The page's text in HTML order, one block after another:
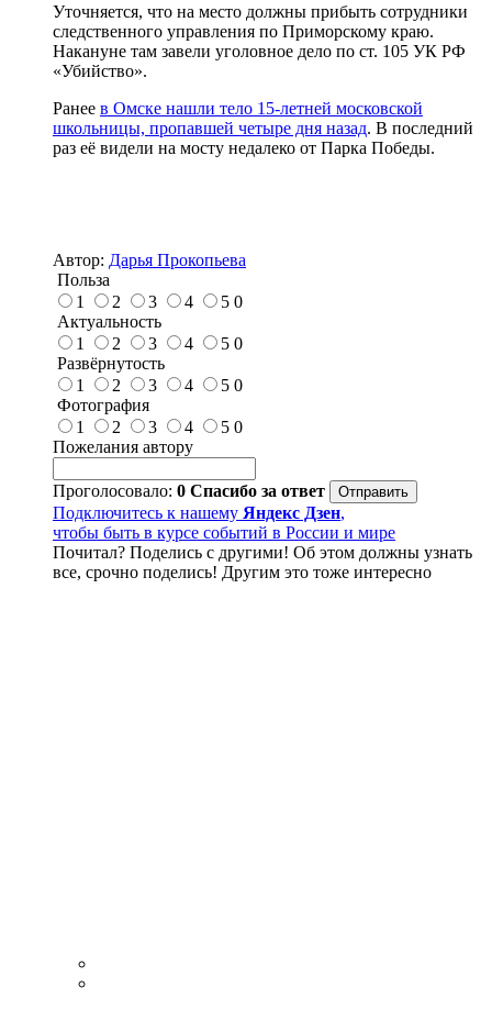
Уточняется, что на место должны прибыть сотрудники
следственного управления по Приморскому краю.
Накануне там завели уголовное дело по ст. 105 УК РФ
«Убийство».
Ранее в Омске нашли тело 15-летней московской
школьницы, пропавшей четыре дня назад. В последний
раз её видели на мосту недалеко от Парка Победы.
Автор: Дарья Прокопьева
Польза
1
2 3 4 5 0
Актуальность
1
2 3 4 5 0
Развёрнутость
1
2 3 4 5 0
Фотография
1
2 3 4 5 0
Пожелания автору
Проголосовало: 0 Спасибо за ответ
Подключитесь к нашему Яндекс Дзен,
чтобы быть в курсе событий в России и мире
Почитал? Поделись с другими! Об этом должны узнать
все, срочно поделись! Другим это тоже интересно